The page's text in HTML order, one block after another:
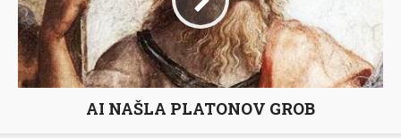
AI NAŠLA PLATONOV GROB